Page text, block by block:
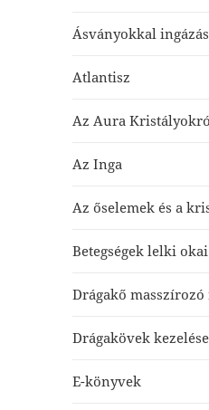
Ásványokkal
Atlantisz
Az Aura
Az Inga
Az őselemek és a
Betegségek lelki okai
Drágakő
Drágakövek kezelése
E-könyvek